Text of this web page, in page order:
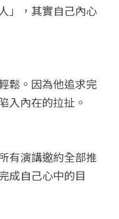
」，其實自己內心
鬆。因為他追求完
入內在的拉扯。
有演講邀約全部推
成自己心中的目